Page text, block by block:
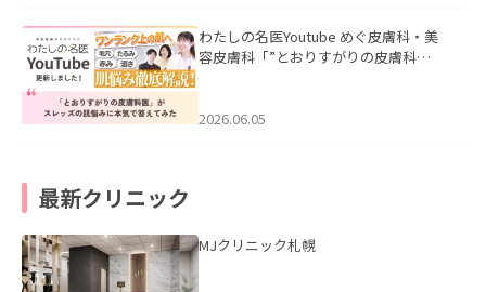
わたしの名医Youtube めぐ皮膚科・美
容皮膚科「”とおりすがりの皮膚科
2026.06.05
最新クリニック
MJクリニック札幌